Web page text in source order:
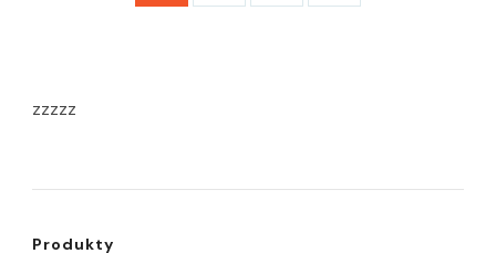
zzzzz
Produkty